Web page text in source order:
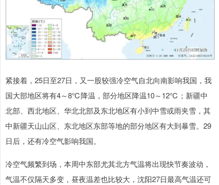
紧接着，25日至27日，又一股较强冷空气自北向南影响我国，我
国大部地区将有4～8℃降温，部分地区降温10～12℃；新疆中
北部、西北地区、华北北部及东北地区有小到中雪或雨夹雪，其
中新疆天山山区、东北地区东部等地的部分地区有大到暴雪。29
日后，还有冷空气影响我国。
冷空气频繁到场，本周中东部尤其北方气温将出现快节奏波动，
气温不仅隔天多变，昼夜温差也比较大，沈阳27日最高气温还可